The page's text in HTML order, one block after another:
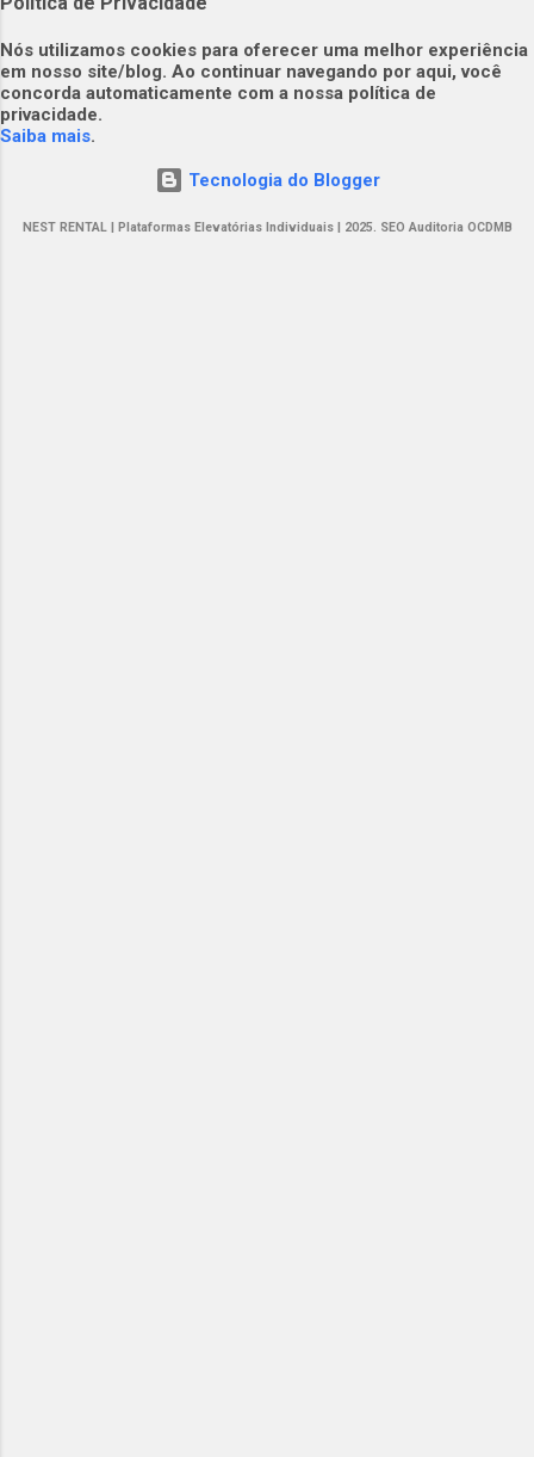
​​Nós utilizamos cookies para oferecer uma melhor experiência
em nosso site/blog. Ao continuar navegando por aqui, você
concorda automaticamente com a nossa política de
privacidade.​
Saiba mais.
Tecnologia do Blogger
NEST RENTAL | Plataformas Elevatórias Individuais | 2025. SEO Auditoria OCDMB